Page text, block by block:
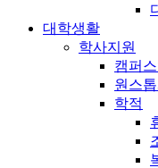
대학생활
학사지원
캠퍼
원스
학적